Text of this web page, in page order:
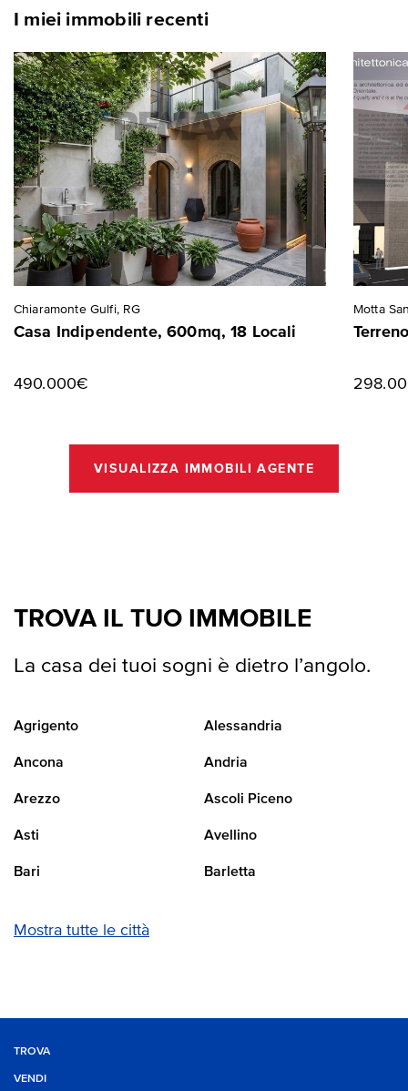
I miei immobili recenti
Chiaramonte Gulfi, RG
Casa Indipendente, 600mq, 18 Locali
490.000€
Motta
VISUALIZZA IMMOBILI AGENTE
TROVA IL TUO IMMOBILE
La casa dei tuoi sogni è dietro l’angolo.
Agrigento Alessandria
Ancona Andria
Arezzo Ascoli Piceno
Asti Avellino
Bari Barletta
Mostra tutte le città
TROVA
VENDI